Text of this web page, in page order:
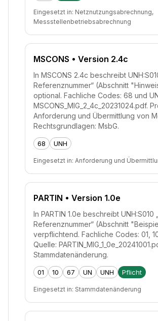
Eingesetzt in: Netznutzungsabrechnung,
Messstellenbetriebsabrechnung
MSCONS • Version 2.4c
In MSCONS 2.4c beschreibt
Referenznummer“ (Abschnitt
optional. Fachliche Codes: 68 und
MSCONS_MIG_2_4c_20231024.pdf.
Anforderung und Übermittlung von
Rechtsgrundlagen: MsbG.
68 UNH
Eingesetzt in: Anforderung und
PARTIN • Version 1.0e
In PARTIN 1.0e beschreibt UNH:S010
Referenznummer“ (Abschnitt
verpflichtend. Fachliche Codes: 01,
Quelle:
Stammdatenänderung.
01 10 67 UN UNH Pflicht
Eingesetzt in: Stammdatenänderung